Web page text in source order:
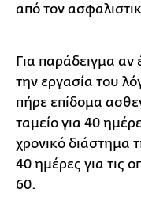
από τον
Για παράδειγμα
την εργασία του
πήρε επίδομα
ταμείο για 40
χρονικό διάστημα
40 ημέρες για τις
60.